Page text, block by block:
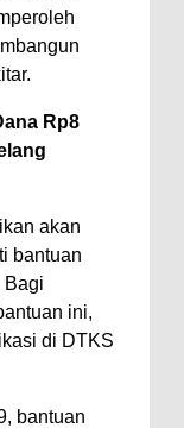
Rp8
akan
bantuan
Bagi
ini,
di DTKS
bantuan